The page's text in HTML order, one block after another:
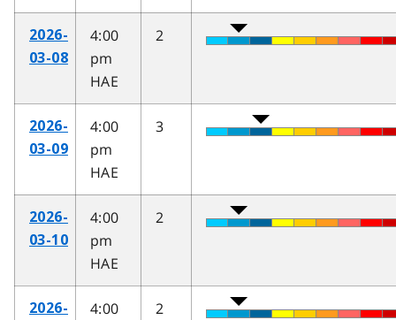
2026-
03-08
4:00
pm
HAE
2
2026-
03-09
4:00
pm
HAE
3
2026-
03-10
4:00
pm
HAE
2
2026-
4:00
2